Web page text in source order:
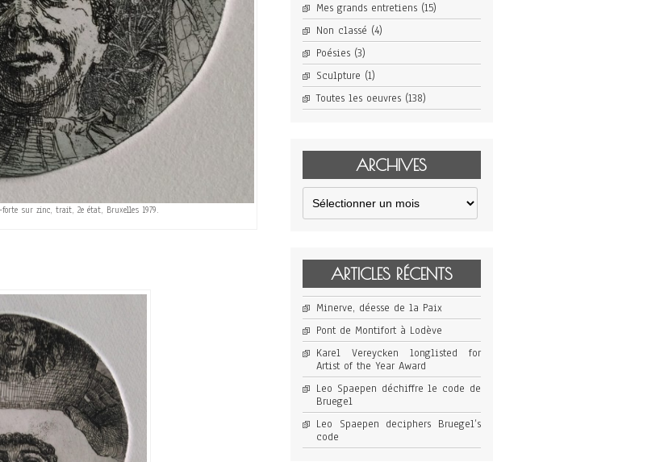
forte sur zinc, trait, 2e état, Bruxelles 1979.
Mes grands entretiens(15)
Non classé (4)
Poésies(3)
Sculpture (1)
Toutes les oeuvres(138)
ARCHIVES
Archives
ARTICLES RÉCENTS
Minerve, déesse de la Paix
Pont de Montifort à Lodève
Karel Vereycken longlisted for
Artist of the Year Award
Leo Spaepen déchiffre le code de
Bruegel
Leo Spaepen deciphers Bruegel’s
code